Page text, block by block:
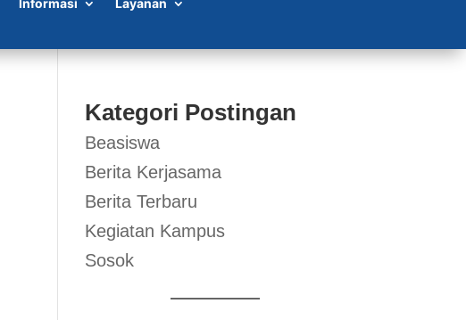
Informasi Layanan
Kategori Postingan
Beasiswa
Berita Kerjasama
Berita Terbaru
Kegiatan Kampus
Sosok